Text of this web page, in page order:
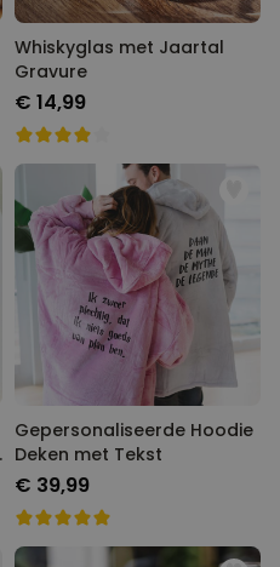
Whiskyglas met Jaartal
Gravure
€ 14,99
Gepersonaliseerde Hoodie
Deken met Tekst
€ 39,99